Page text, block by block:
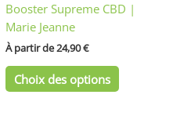
Booster Supreme CBD |
Marie Jeanne
À partir de 24,90€
Choix des options
la
produit